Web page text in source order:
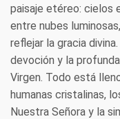
paisaje etéreo: cielos
entre nubes
reflejar la gracia
devoción y la
Virgen. Todo está
humanas cristalinas,
Nuestra Señora y la